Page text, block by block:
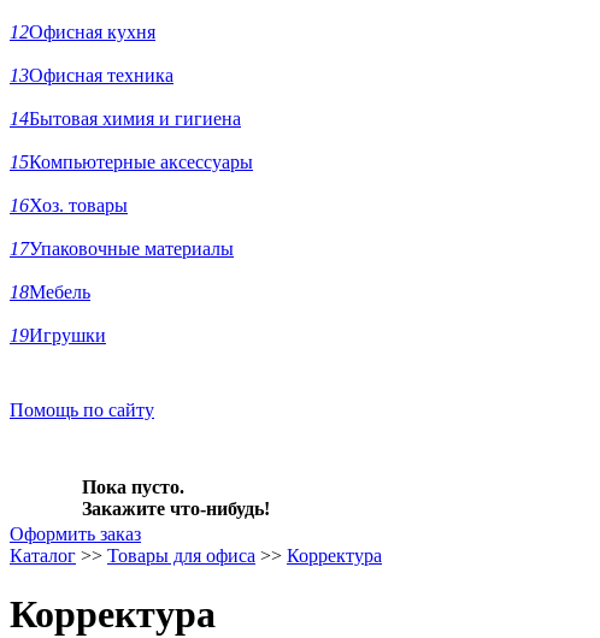
12Офисная кухня
13Офисная техника
14Бытовая химия и гигиена
15Компьютерные аксессуары
16Хоз. товары
17Упаковочные материалы
18Мебель
19Игрушки
Помощь по сайту
Пока пусто.
Закажите что-нибудь!
Оформить заказ
Каталог >> Товары для офиса >> Корректура
Корректура